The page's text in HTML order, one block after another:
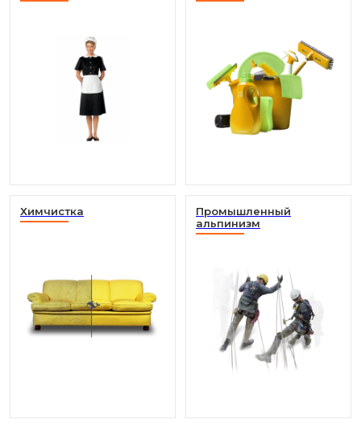
Химчистка
Промышленный
альпинизм